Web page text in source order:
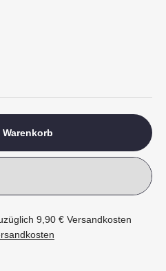
Warenkorb
9,90 € Versandkosten